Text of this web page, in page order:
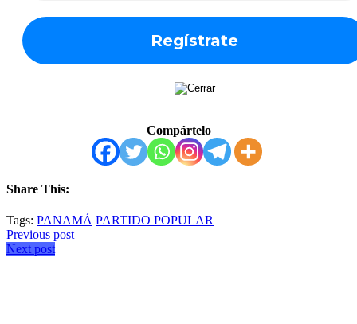
Compártelo
Share This:
Tags: PANAMÁ PARTIDO POPULAR
Previous post
Next post